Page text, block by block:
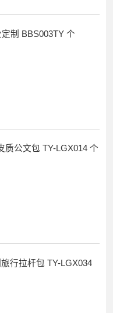
制 BBS003TY 个
质公文包 TY-LGX014 个
行拉杆包 TY-LGX034